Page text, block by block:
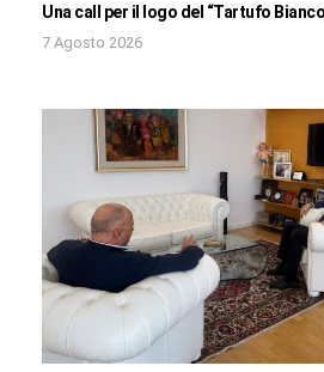
Una call per il logo del “Tartufo
7 Agosto 2026